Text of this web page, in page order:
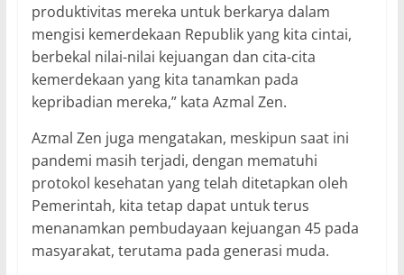
produktivitas mereka untuk berkarya dalam
mengisi kemerdekaan Republik yang kita cintai,
berbekal nilai-nilai kejuangan dan cita-cita
kemerdekaan yang kita tanamkan pada
kepribadian mereka,” kata Azmal Zen.
Azmal Zen juga mengatakan, meskipun saat ini
pandemi masih terjadi, dengan mematuhi
protokol kesehatan yang telah ditetapkan oleh
Pemerintah, kita tetap dapat untuk terus
menanamkan pembudayaan kejuangan 45 pada
masyarakat, terutama pada generasi muda.